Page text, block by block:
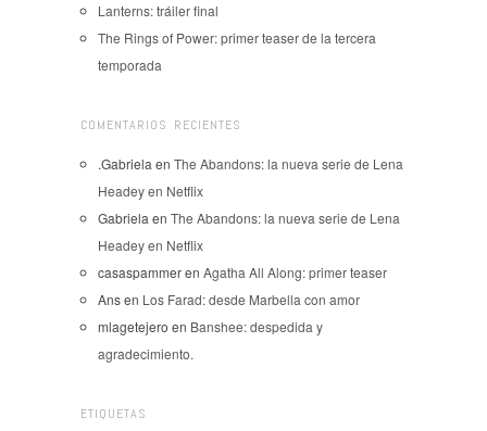
Lanterns: tráiler final
The Rings of Power: primer teaser de la tercera
temporada
COMENTARIOS RECIENTES
.Gabrielaen The Abandons: la nueva serie de Lena
Headey en Netflix
Gabrielaen The Abandons: la nueva serie de Lena
Headey en Netflix
casaspammeren Agatha All Along: primer teaser
Ansen Los Farad: desde Marbella con amor
mlagetejero en Banshee: despedida y
agradecimiento.
ETIQUETAS